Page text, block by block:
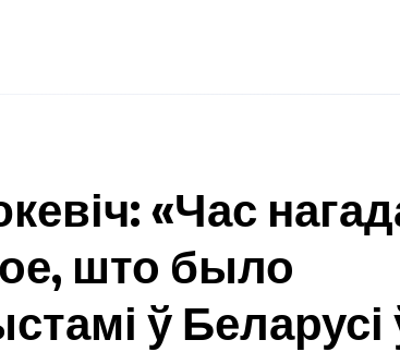
«Час
што было
ў Беларусі